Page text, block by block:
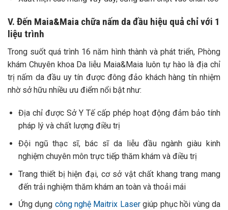
V. Đến Maia&Maia chữa nấm da đầu hiệu quả chỉ với 1
liệu trình
Trong suốt quá trình 16 năm hình thành và phát triển, Phòng
khám Chuyên khoa Da liễu Maia&Maia luôn tự hào là địa chỉ
trị nấm da đầu uy tín được đông đảo khách hàng tín nhiệm
nhờ sở hữu nhiều ưu điểm nổi bật như:
Địa chỉ được Sở Y Tế cấp phép hoạt động đảm bảo tính
pháp lý và chất lượng điều trị
Đội ngũ thạc sĩ, bác sĩ da liễu đầu ngành giàu kinh
nghiệm chuyên môn trực tiếp thăm khám và điều trị
Trang thiết bị hiện đại, cơ sở vật chất khang trang mang
đến trải nghiệm thăm khám an toàn và thoải mái
Ứng dụng công nghệ Maitrix Lasergiúp phục hồi vùng da